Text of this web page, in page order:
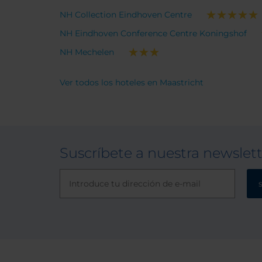
NH Collection Eindhoven Centre
NH Eindhoven Conference Centre Koningshof
NH Mechelen
Ver todos los hoteles en Maastricht
Suscríbete a nuestra